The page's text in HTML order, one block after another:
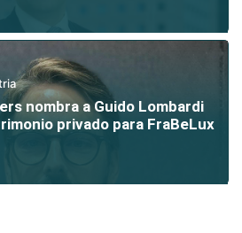
nombra a Guido Lombardi
privado para FraBeLux